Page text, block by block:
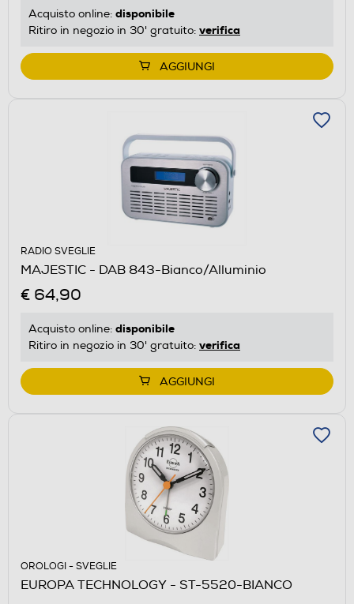
Acquisto online: disponibile
Ritiro in negozio in 30' gratuito: verifica
AGGIUNGI
RADIO SVEGLIE
MAJESTIC - DAB 843-Bianco/Alluminio
€ 64,90
Acquisto online: disponibile
Ritiro in negozio in 30' gratuito: verifica
AGGIUNGI
OROLOGI - SVEGLIE
EUROPA TECHNOLOGY - ST-5520-BIANCO